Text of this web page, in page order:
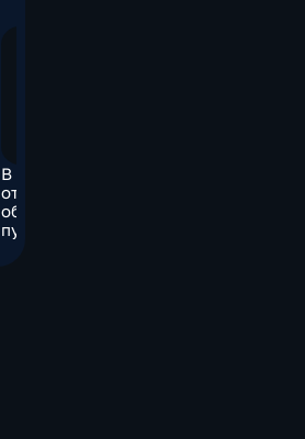
В Курском приграничье
отряды ОМОН
обследуют каждое
пустующее здание